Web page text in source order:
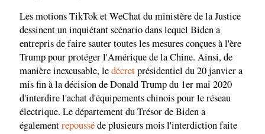
Les motions TikTok et WeChat du ministère de la Justice
dessinent un inquiétant scénario dans lequel Biden a
entrepris de faire sauter toutes les mesures conçues à l'ère
Trump pour protéger l'Amérique de la Chine. Ainsi, de
manière inexcusable, ledécretprésidentiel du 20 janvier a
mis fin à la décision de Donald Trump du 1er mai 2020
d'interdire l'achat d'équipements chinois pour le réseau
électrique. Le département du Trésor de Biden a
égalementrepousséde plusieurs mois l'interdiction faite